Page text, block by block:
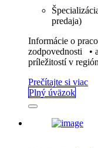
predaja)
Informácie o
zodpovednosti •
príležitostí v
Prečítajte si viac
Plný úväzok